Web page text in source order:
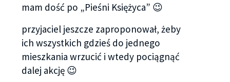
– Nie byłem pewien czy rano będziesz chciała mnie
Teraz był już zupełnie blisko. Stał zaledwie o krok
ode mnie. To było miłe. Uśmiechnęłam się
łagodnie. Wyciągnęłam dłoń i odważyłam się
mam dość po „Pieśni Księżyca” 😉
przyjaciel jeszcze zaproponował, żeby
ich wszystkich gdzieś do jednego
mieszkania wrzucić i wtedy pociągnąć
dalej akcję 😉